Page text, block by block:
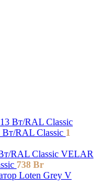
RAL Classic 1
VELAR
738 Br